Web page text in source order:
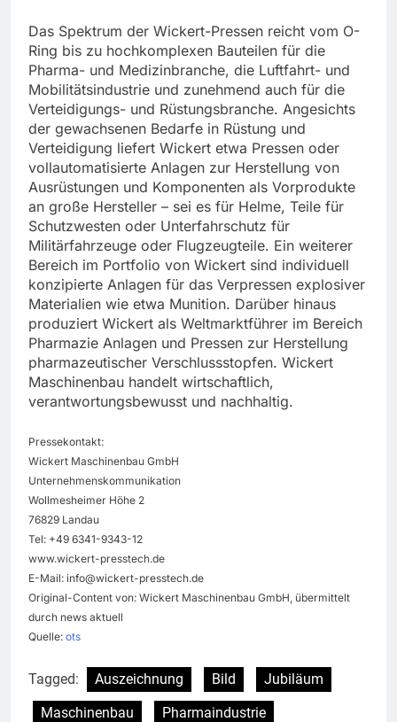
Das Spektrum der Wickert-Pressen reicht vom O-
Ring bis zu hochkomplexen Bauteilen für die
Pharma- und Medizinbranche, die Luftfahrt- und
Mobilitätsindustrie und zunehmend auch für die
Verteidigungs- und Rüstungsbranche. Angesichts
der gewachsenen Bedarfe in Rüstung und
Verteidigung liefert Wickert etwa Pressen oder
vollautomatisierte Anlagen zur Herstellung von
Ausrüstungen und Komponenten als Vorprodukte
an große Hersteller – sei es für Helme, Teile für
Schutzwesten oder Unterfahrschutz für
Militärfahrzeuge oder Flugzeugteile. Ein weiterer
Bereich im Portfolio von Wickert sind individuell
konzipierte Anlagen für das Verpressen explosiver
Materialien wie etwa Munition. Darüber hinaus
produziert Wickert als Weltmarktführer im Bereich
Pharmazie Anlagen und Pressen zur Herstellung
pharmazeutischer Verschlussstopfen. Wickert
Maschinenbau handelt wirtschaftlich,
verantwortungsbewusst und nachhaltig.
Pressekontakt:
Wickert Maschinenbau GmbH
Unternehmenskommunikation
Wollmesheimer Höhe 2
76829 Landau
Tel: +49 6341-9343-12
www.wickert-presstech.de
E-Mail: info@wickert-presstech.de
Original-Content von: Wickert Maschinenbau GmbH, übermittelt
durch news aktuell
Quelle: ots
Tagged: Auszeichnung Bild
Jubiläum
Maschinenbau
Pharmaindustrie